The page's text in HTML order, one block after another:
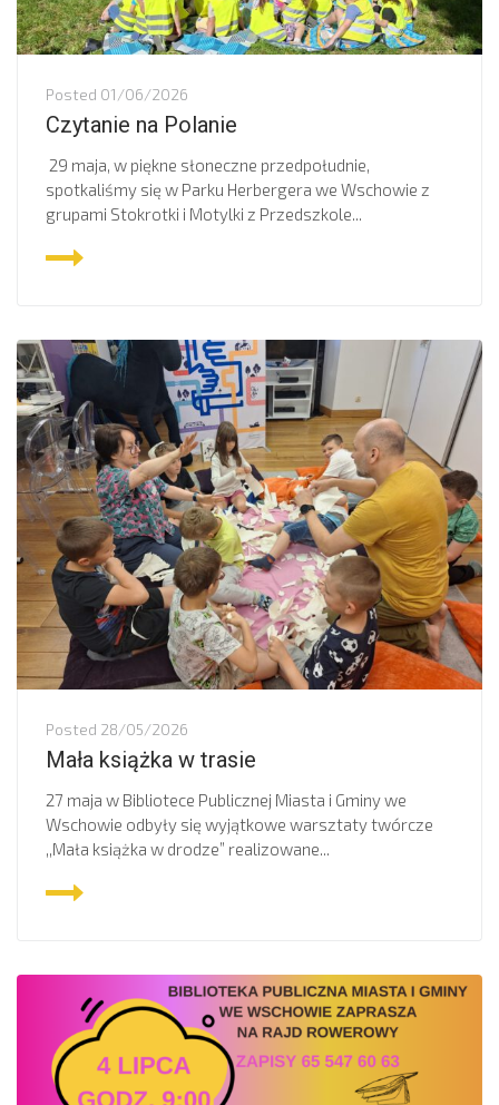
Posted 01/06/2026
Czytanie na Polanie
29 maja, w piękne słoneczne przedpołudnie,
spotkaliśmy się w Parku Herbergera we Wschowie z
grupami Stokrotki i Motylki z Przedszkole...
Posted 28/05/2026
Mała książka w trasie
27 maja w Bibliotece Publicznej Miasta i Gminy we
Wschowie odbyły się wyjątkowe warsztaty twórcze
,,Mała książka w drodze” realizowane...